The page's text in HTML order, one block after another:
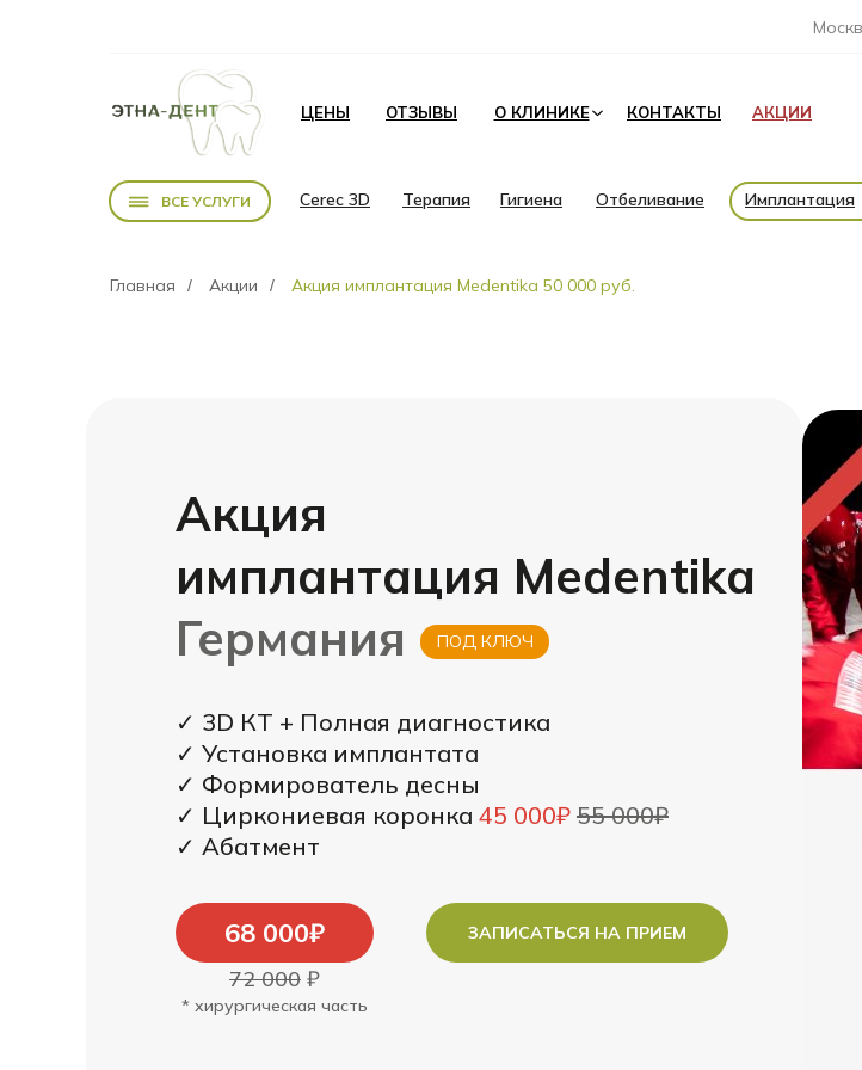
ЦЕНЫ ОТЗЫВЫ О КЛИНИКЕ КОНТАКТЫ АКЦИИ
Cerec 3D Терапия Гигиена
ВСЕ УСЛУГИ Имплантация
Отбеливание
Главная / Акции / Акция имплантация Medentika 50 000 руб.
Акция
имплантация Medentika
Германия
68 000₽
✓ 3D КТ + Полная диагностика
✓ Установка имплантата
✓ Формирователь десны
✓ Циркониевая коронка 45 000₽ 55 000₽
✓ Абатмент
ЗАПИСАТЬСЯ НА ПРИЕМ
72 000 ₽
* хирургическая часть
ПОД КЛЮЧ